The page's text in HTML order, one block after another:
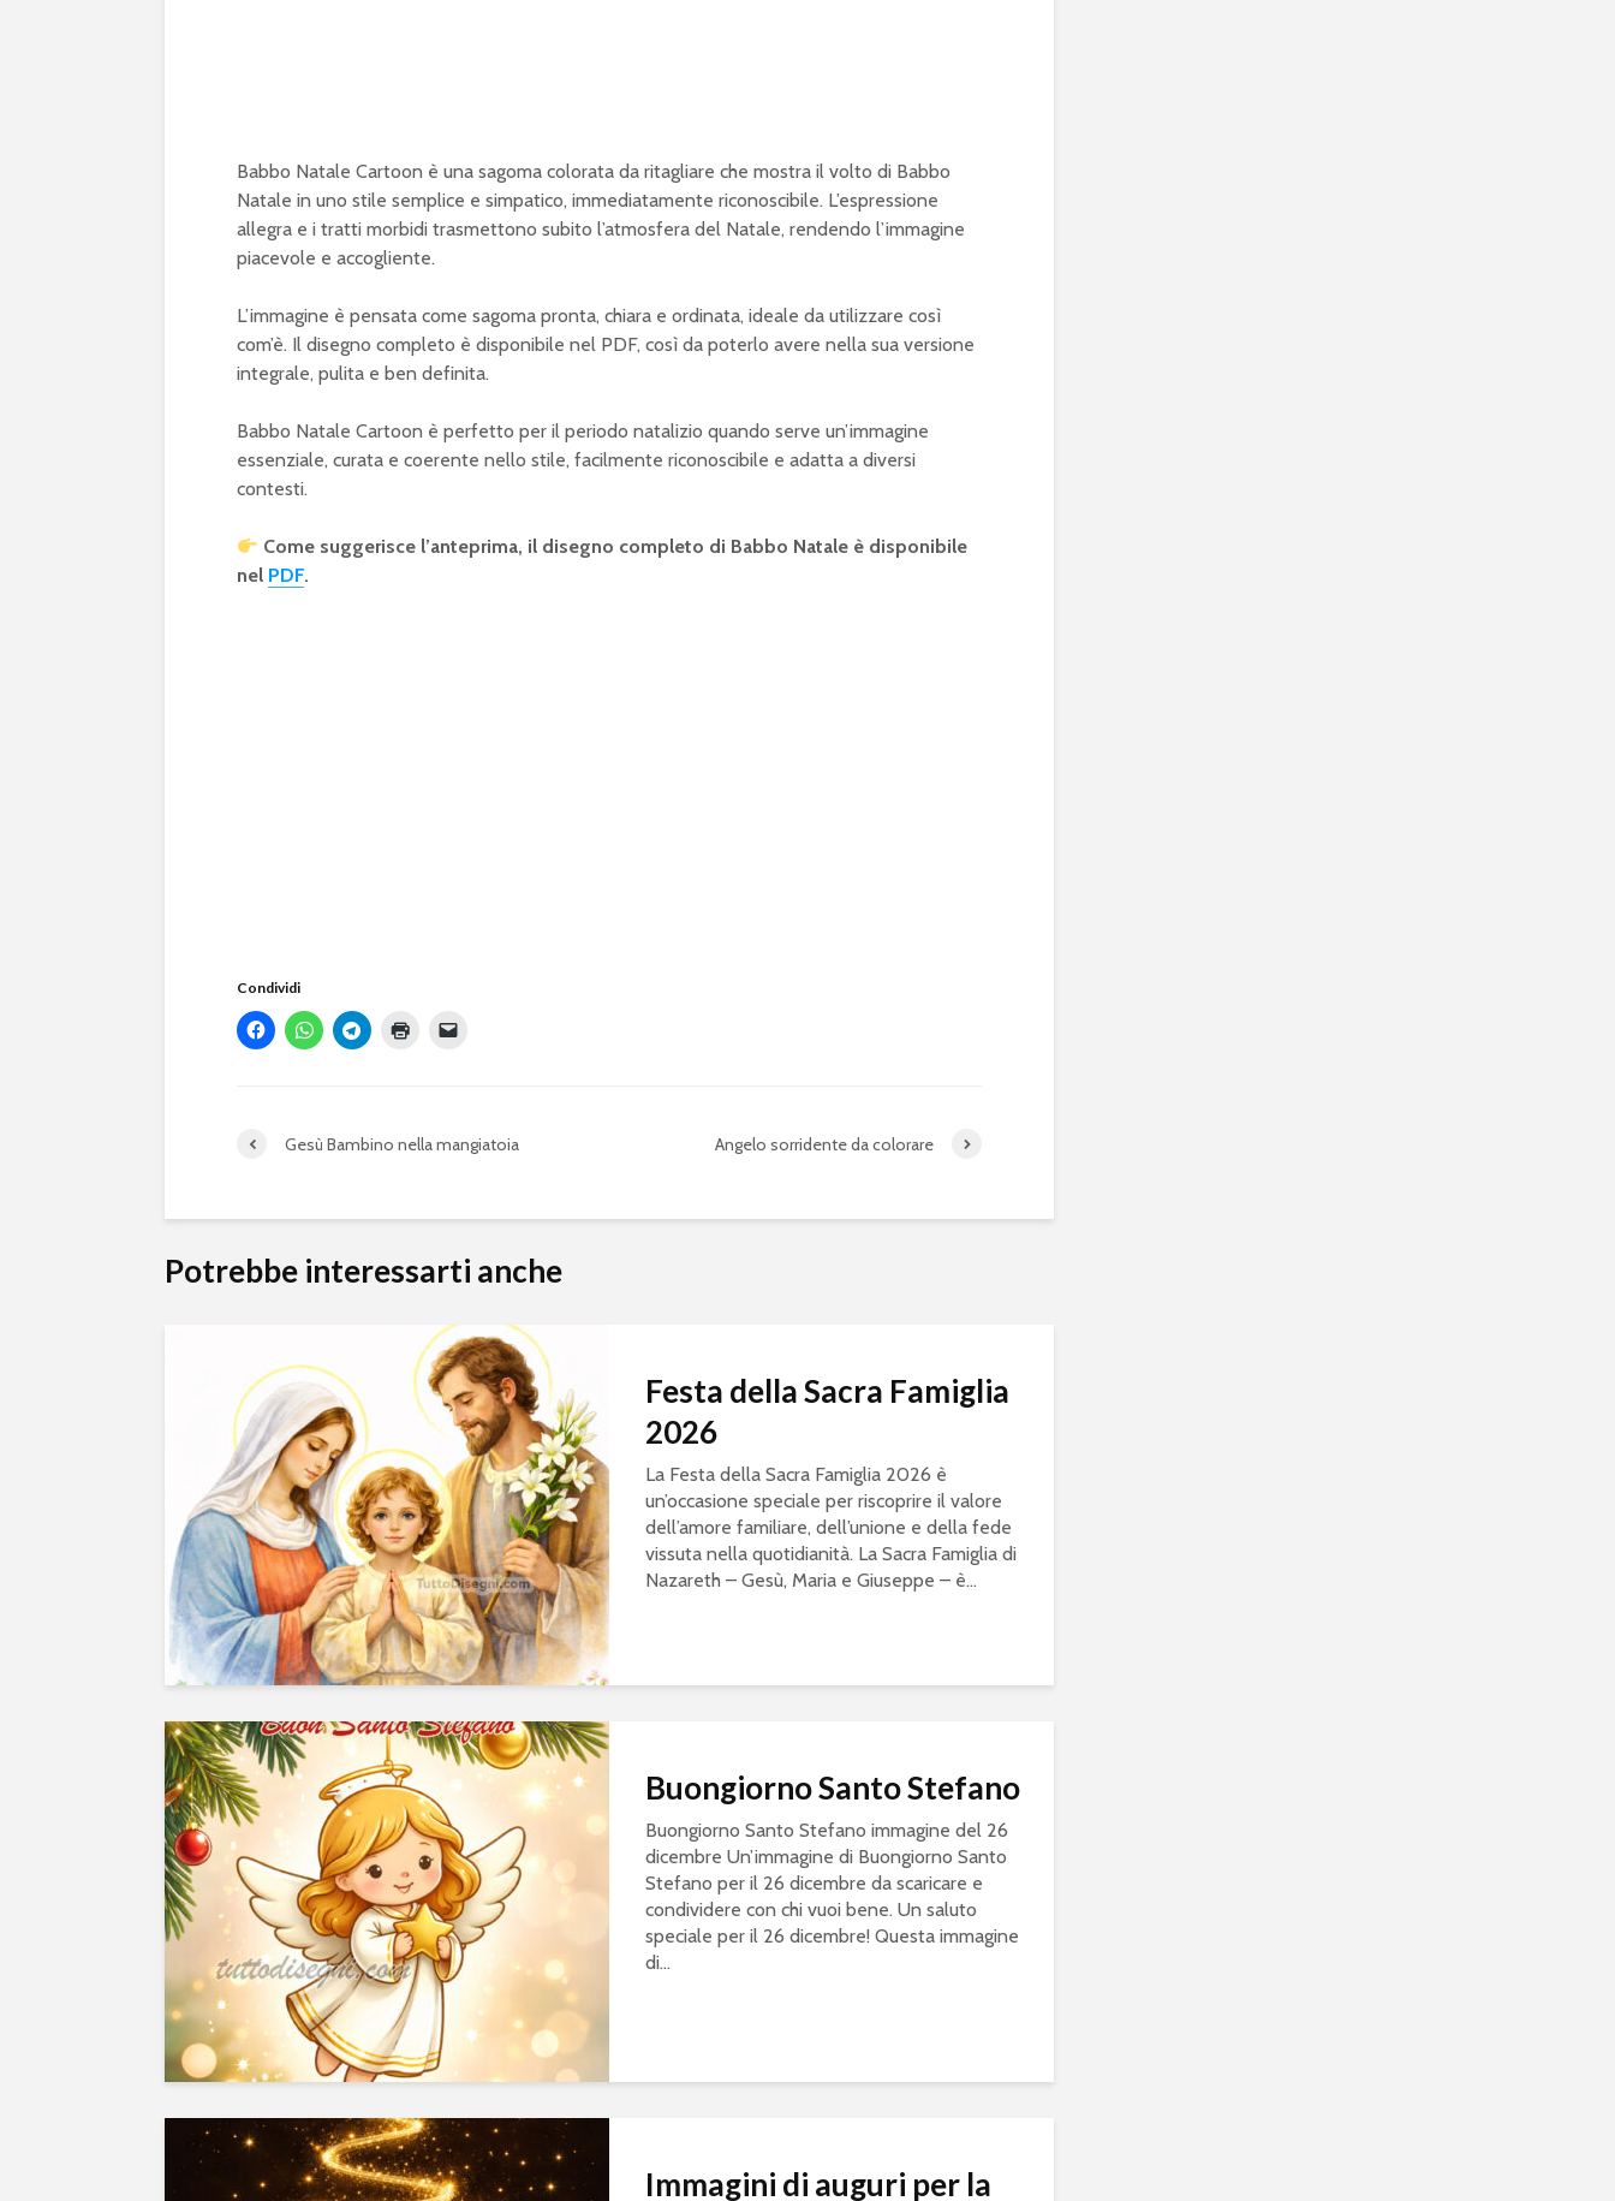
Babbo Natale Cartoon è una sagoma colorata da ritagliare che mostra il volto di Babbo
Natale in uno stile semplice e simpatico, immediatamente riconoscibile. L’espressione
allegra e i tratti morbidi trasmettono subito l’atmosfera del Natale, rendendo l’immagine
piacevole e accogliente.
L’immagine è pensata come sagoma pronta, chiara e ordinata, ideale da utilizzare così
com’è. Il disegno completo è disponibile nel PDF, così da poterlo avere nella sua versione
integrale, pulita e ben definita.
Babbo Natale Cartoon è perfetto per il periodo natalizio quando serve un’immagine
essenziale, curata e coerente nello stile, facilmente riconoscibile e adatta a diversi
contesti.
Come suggerisce l’anteprima, il disegno completo di Babbo Natale è disponibile
nel PDF.
Condividi
Gesù Bambino nella mangiatoia Angelo sorridente da colorare
Potrebbe interessarti anche
Festa della Sacra Famiglia
2026
La Festa della Sacra Famiglia 2026 è
un’occasione speciale per riscoprire il valore
dell’amore familiare, dell’unione e della fede
vissuta nella quotidianità. La Sacra Famiglia di
Nazareth – Gesù, Maria e Giuseppe – è...
Buongiorno Santo Stefano
Buongiorno Santo Stefano immagine del 26
dicembre Un’immagine di Buongiorno Santo
Stefano per il 26 dicembre da scaricare e
condividere con chi vuoi bene. Un saluto
speciale per il 26 dicembre! Questa immagine
di...
Immagini di auguri per la